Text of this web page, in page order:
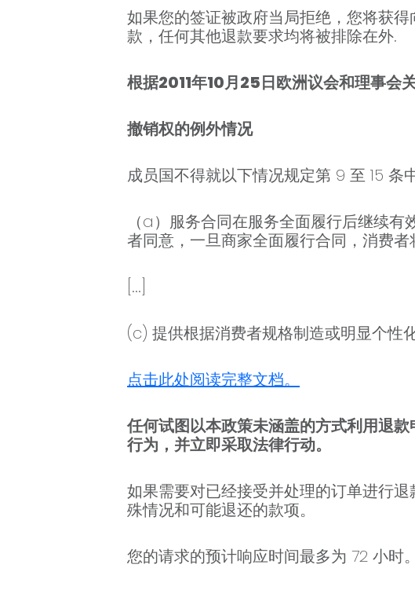
如果您的签证被政府当局拒绝，您将获
款，任何其他退款要求均将被排除在外.
根据2011年10月25日欧洲议会和理事会
撤销权的例外情况
成员国不得就以下情况规定第 9 至 15 条
（a）服务合同在服务全面履行后继续
者同意，一旦商家全面履行合同，消费者
[...]
(c) 提供根据消费者规格制造或明显个性
点击此处阅读完整文档。
任何试图以本政策未涵盖的方式利用退
行为，并立即采取法律行动。
如果需要对已经接受并处理的订单进行退
殊情况和可能退还的款项。
您的请求的预计响应时间最多为 72 小时。